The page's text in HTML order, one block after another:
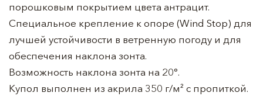
порошковым покрытием цвета антрацит.
Специальное крепление к опоре (Wind Stop) для
лучшей устойчивости в ветренную погоду и для
обеспечения наклона зонта.
Возможность наклона зонта на 20°.
Купол выполнен из акрила 350 г/м² с пропиткой.